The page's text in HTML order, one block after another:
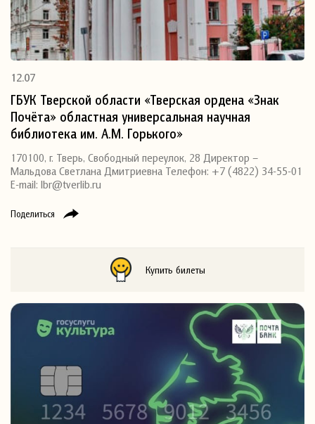
Поделиться
12.07
ГБУК Тверской области «Тверская ордена «Знак
Почёта» областная универсальная научная
библиотека им. А.М. Горького»
170100, г. Тверь, Свободный переулок, 28 Директор –
Мальдова Светлана Дмитриевна Телефон: +7 (4822) 34-55-01
E-mail: lbr@tverlib.ru
Купить билеты